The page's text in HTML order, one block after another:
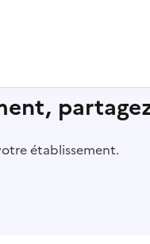
établissement.